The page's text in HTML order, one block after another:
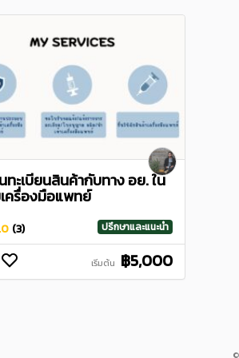
ทะเบียนสินค้ากับทาง อย. ใน
ครื่องมือแพทย์
(3) ปรึกษาและแนะนำ
เริ่มต้น ฿5,000